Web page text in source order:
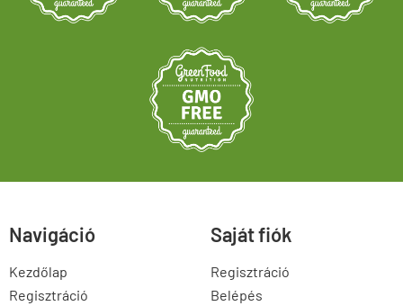
Navigáció
Kezdőlap
Regisztráció
Saját fiók
Regisztráció
Belépés